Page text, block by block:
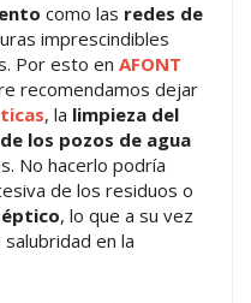
como las redes de
imprescindibles
Por esto en AFONT
recomendamos dejar
, la limpieza del
los pozos de agua
No hacerlo podría
de los residuos o
, lo que a su vez
en la